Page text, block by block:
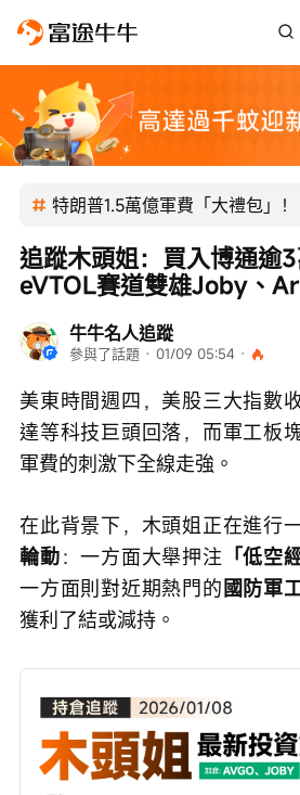
特朗普1.5萬億軍費「大禮包」！
牛牛名人追蹤
參與了話題 · 01/09 05:54 ·
追蹤木頭姐：買入博通逾
eVTOL賽道雙雄Joby、
美東時間週四，美股三大指數
達等科技巨頭回落，而軍工板
軍費的刺激下全線走強。
在此背景下，木頭姐正在進行
輪動：一方面大舉押注 「低空
一方面則對近期熱門的國防軍
獲利了結或減持。